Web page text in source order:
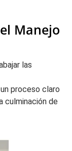
Manejo
las
proceso claro
culminación de